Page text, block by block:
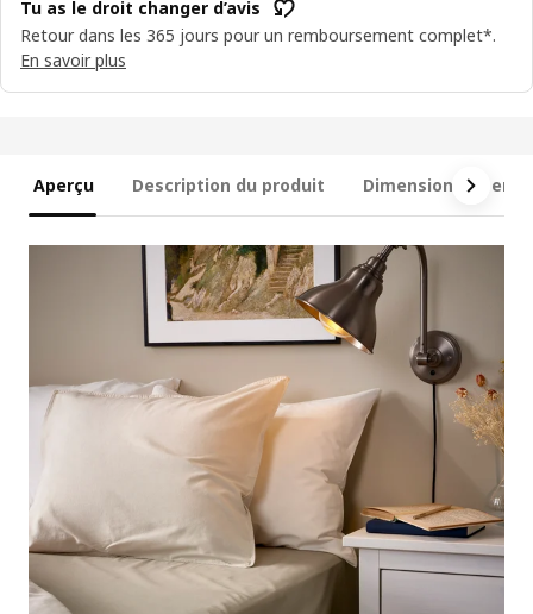
Tu as le droit changer d’avis
Retour dans les 365 jours pour un remboursement complet*.
En savoir plus
Aperçu Description du produit Dimensions et